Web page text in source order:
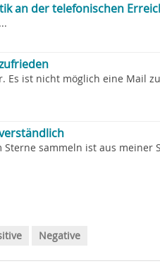
an der telefonischen
Es ist nicht möglich eine Mail
sammeln ist aus meiner
Negative